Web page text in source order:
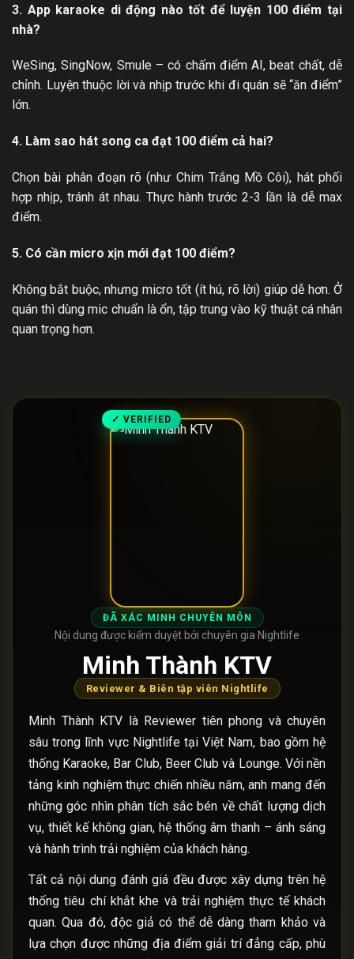
3. App karaoke di động nào tốt để luyện 100 điểm tại
nhà?
WeSing, SingNow, Smule – có chấm điểm AI, beat chất, dễ
chỉnh. Luyện thuộc lời và nhịp trước khi đi quán sẽ “ăn điểm”
lớn.
4. Làm sao hát song ca đạt 100 điểm cả hai?
Chọn bài phân đoạn rõ (như Chim Trắng Mồ Côi), hát phối
hợp nhịp, tránh át nhau. Thực hành trước 2-3 lần là dễ max
điểm.
5. Có cần micro xịn mới đạt 100 điểm?
Không bắt buộc, nhưng micro tốt (ít hú, rõ lời) giúp dễ hơn. Ở
quán thì dùng mic chuẩn là ổn, tập trung vào kỹ thuật cá nhân
quan trọng hơn.
✓ VERIFIED
ĐÃ XÁC MINH CHUYÊN MÔN
Nội dung được kiểm duyệt bởi chuyên gia Nightlife
Minh Thành KTV
Reviewer & Biên tập viên Nightlife
Minh Thành KTV là Reviewer tiên phong và chuyên
sâu trong lĩnh vực Nightlife tại Việt Nam, bao gồm hệ
thống Karaoke, Bar Club, Beer Club và Lounge. Với nền
tảng kinh nghiệm thực chiến nhiều năm, anh mang đến
những góc nhìn phân tích sắc bén về chất lượng dịch
vụ, thiết kế không gian, hệ thống âm thanh – ánh sáng
và hành trình trải nghiệm của khách hàng.
Tất cả nội dung đánh giá đều được xây dựng trên hệ
thống tiêu chí khắt khe và trải nghiệm thực tế khách
quan. Qua đó, độc giả có thể dễ dàng tham khảo và
lựa chọn được những địa điểm giải trí đẳng cấp, phù